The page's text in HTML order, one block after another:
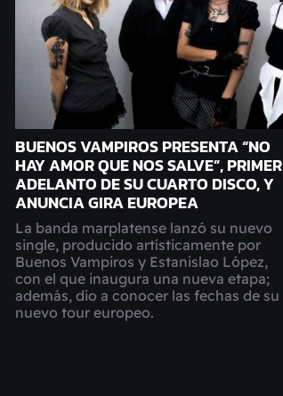
BUENOS VAMPIROS PRESENTA “NO
HAY AMOR QUE NOS SALVE”, PRIMER
ADELANTO DE SU CUARTO DISCO, Y
ANUNCIA GIRA EUROPEA
La banda marplatense lanzó su nuevo
single, producido artísticamente por
Buenos Vampiros y Estanislao López,
con el que inaugura una nueva etapa;
además, dio a conocer las fechas de su
nuevo tour europeo.